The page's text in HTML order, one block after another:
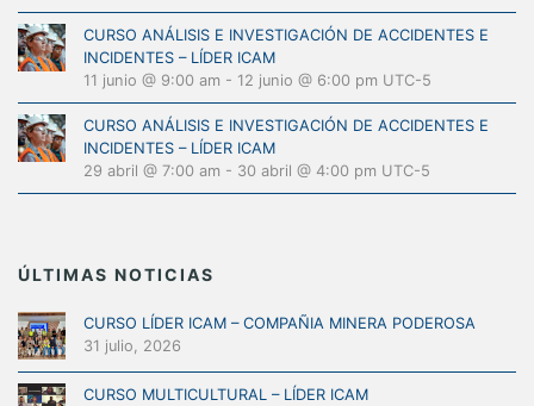
CURSO ANÁLISIS E INVESTIGACIÓN DE ACCIDENTES E
INCIDENTES – LÍDER ICAM
11 junio @ 9:00 am - 12 junio @ 6:00 pm UTC-5
CURSO ANÁLISIS E INVESTIGACIÓN DE ACCIDENTES E
INCIDENTES – LÍDER ICAM
29 abril @ 7:00 am - 30 abril @ 4:00 pm UTC-5
ÚLTIMAS NOTICIAS
CURSO LÍDER ICAM – COMPAÑIA MINERA PODEROSA
31 julio, 2026
CURSO MULTICULTURAL – LÍDER ICAM